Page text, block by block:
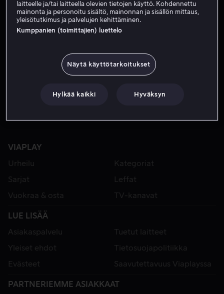
VIAPLAY
Urheilu
Kategoriat
Sarjat
Leffat
Vuokraa & osta
TV-kanavat
LUE LISÄÄ
Asiakaspalvelu
Tuetut laitteet
Yleiset ehdot
Tietosuojapolitiikka
Evästeet
Saavutettavuus Viaplayssa
PARTNERIEMME ASIAKKAAT
laitteelle ja/tai laitteella olevien tietojen käyttö. Kohdennettu
mainonta ja personoitu sisältö, mainonnan ja sisällön mittaus,
yleisötutkimus ja palvelujen kehittäminen.
Kumppanien (toimittajien) luettelo
Näytä käyttötarkoitukset
Hylkää kaikki Hyväksyn